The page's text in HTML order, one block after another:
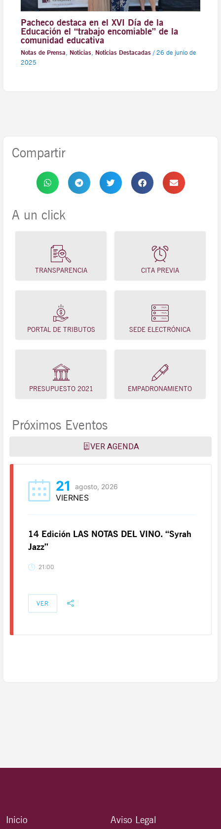
Pacheco destaca en el XVI Día de la
Educación el “trabajo encomiable” de la
comunidad educativa
Notas de Prensa Noticias, Noticias Destacadas/ 26 de junio de
2025
Compartir
A un click
TRANSPARENCIA CITA PREVIA
PORTAL DE TRIBUTOS SEDE ELECTRÓNICA
PRESUPUESTO 2021 EMPADRONAMIENTO
Próximos Eventos
VER AGENDA
21 agosto, 2026
VIERNES
14 Edición LAS NOTAS DEL VINO. “Syrah
Jazz”
21:00
VER
Inicio
Aviso Legal